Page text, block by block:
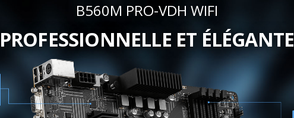
B560M PRO-VDH WIFI
PROFESSIONNELLE ET ÉLÉGANTE